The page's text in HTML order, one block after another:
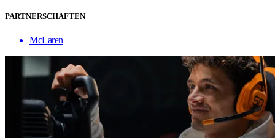
PARTNERSCHAFTEN
McLaren